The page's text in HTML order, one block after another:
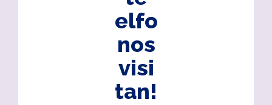
elfo
nos
visi
tan!